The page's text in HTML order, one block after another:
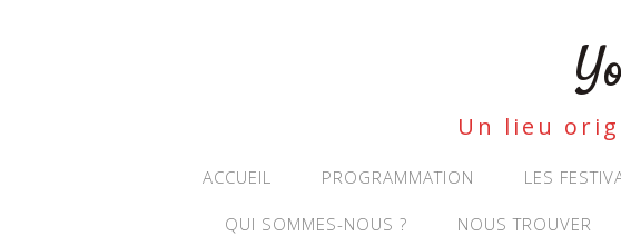
Un lieu
ACCUEIL PROGRAMMATION LES
QUI SOMMES-NOUS ? NOUS TROUVER